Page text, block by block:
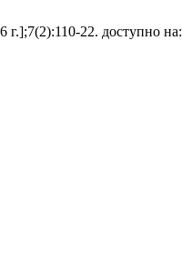
22. доступно на: